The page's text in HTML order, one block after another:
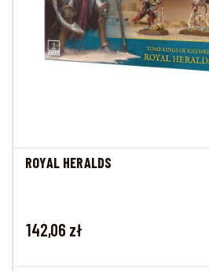
ROYAL HERALDS
Cena
142,06 zł